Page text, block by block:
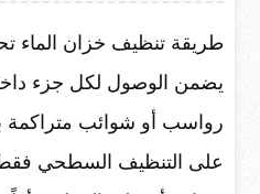
طريقة تنظيف خزان الماء
يضمن الوصول لكل جزء
رواسب أو شوائب متراكمة
على التنظيف السطحي فقط